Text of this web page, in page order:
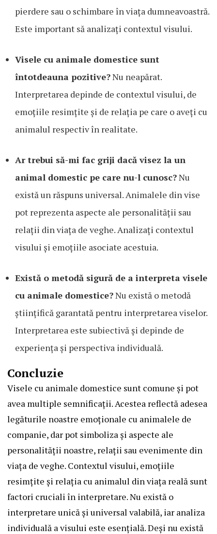
pierdere sau o schimbare în viața dumneavoastră.
Este important să analizați contextul visului.
Visele cu animale domestice sunt
întotdeauna pozitive?Nu neapărat.
Interpretarea depinde de contextul visului, de
emoțiile resimțite și de relația pe care o aveți cu
animalul respectiv în realitate.
Ar trebui să-mi fac griji dacă visez la un
animal domestic pe care nu-l cunosc?Nu
există un răspuns universal. Animalele din vise
pot reprezenta aspecte ale personalității sau
relații din viața de veghe. Analizați contextul
visului și emoțiile asociate acestuia.
Există o metodă sigură de a interpreta visele
cu animale domestice?Nu există o metodă
științifică garantată pentru interpretarea viselor.
Interpretarea este subiectivă și depinde de
experiența și perspectiva individuală.
Concluzie
Visele cu animale domestice sunt comune și pot
avea multiple semnificații. Acestea reflectă adesea
legăturile noastre emoționale cu animalele de
companie, dar pot simboliza și aspecte ale
personalității noastre, relații sau evenimente din
viața de veghe. Contextul visului, emoțiile
resimțite și relația cu animalul din viața reală sunt
factori cruciali în interpretare. Nu există o
interpretare unică și universal valabilă, iar analiza
individuală a visului este esențială. Deși nu există